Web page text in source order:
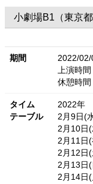
小劇場B1（東京都
期間
2022/
上演時
休憩時
タイム
テーブル
2022年
2月9日(
2月10日
2月11日
2月12日
2月13日
2月14日